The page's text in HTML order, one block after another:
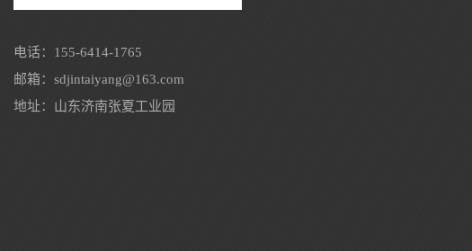
电话：155-6414-1765
邮箱：sdjintaiyang@163.com
地址：山东济南张夏工业园